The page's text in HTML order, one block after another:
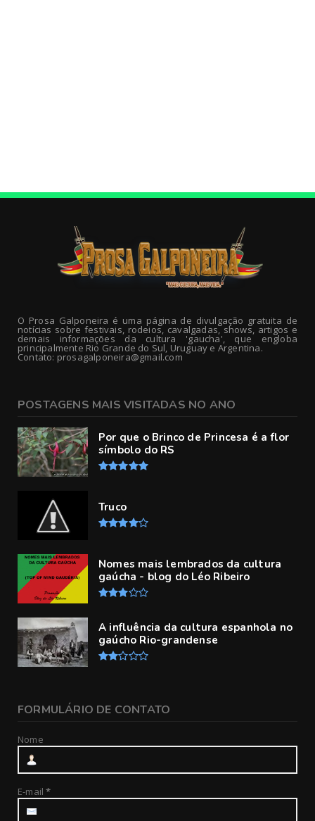
O Prosa Galponeira é uma página de divulgação gratuita de
notícias sobre festivais, rodeios, cavalgadas, shows, artigos e
demais informações da cultura 'gaucha', que engloba
principalmente Rio Grande do Sul, Uruguay e Argentina.
Contato: prosagalponeira@gmail.com
POSTAGENS MAIS VISITADAS NO ANO
Por que o Brinco de Princesa é a flor
símbolo do RS
Truco
Nomes mais lembrados da cultura
gaúcha - blog do Léo Ribeiro
A influência da cultura espanhola no
gaúcho Rio-grandense
FORMULÁRIO DE CONTATO
Nome
E-mail*